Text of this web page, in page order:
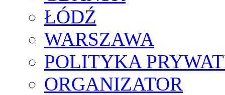
ŁÓDŹ
WARSZAWA
POLITYKA
ORGANIZATOR